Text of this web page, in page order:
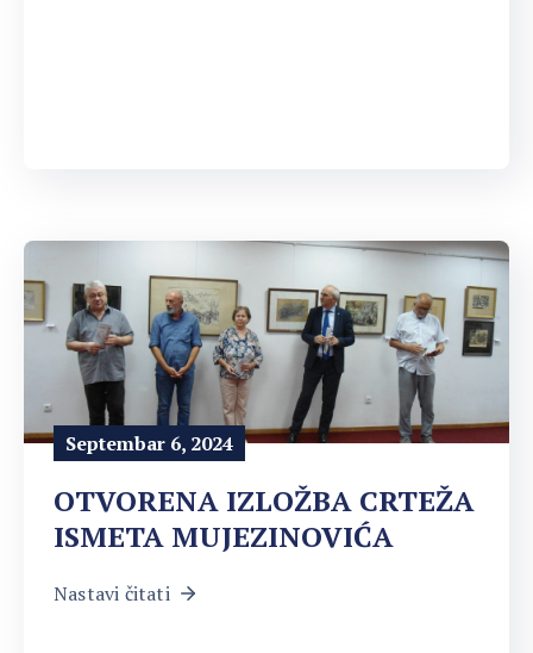
Septembar 6, 2024
OTVORENA IZLOŽBA CRTEŽA
ISMETA MUJEZINOVIĆA
Nastavi čitati